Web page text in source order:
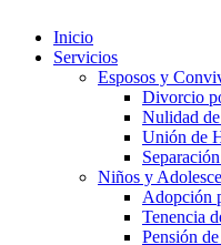
Inicio
Servicios
Esposos y
Divorcio
Nulidad
Unión de
Niños y
Adopción
Tenencia
Pensión